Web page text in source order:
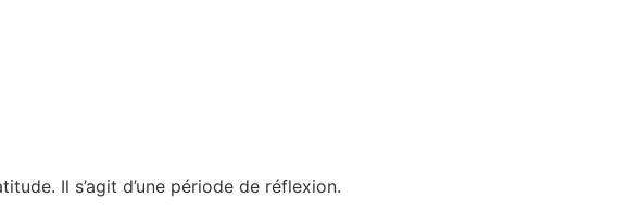
Il s’agit d’une période de réflexion.